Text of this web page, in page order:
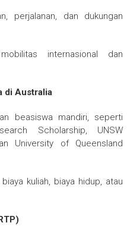
perjalanan, dan dukungan
internasional dan
di Australia
beasiswa mandiri, seperti
Scholarship, UNSW
University of Queensland
kuliah, biaya hidup, atau